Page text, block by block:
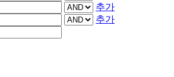
추가
추가